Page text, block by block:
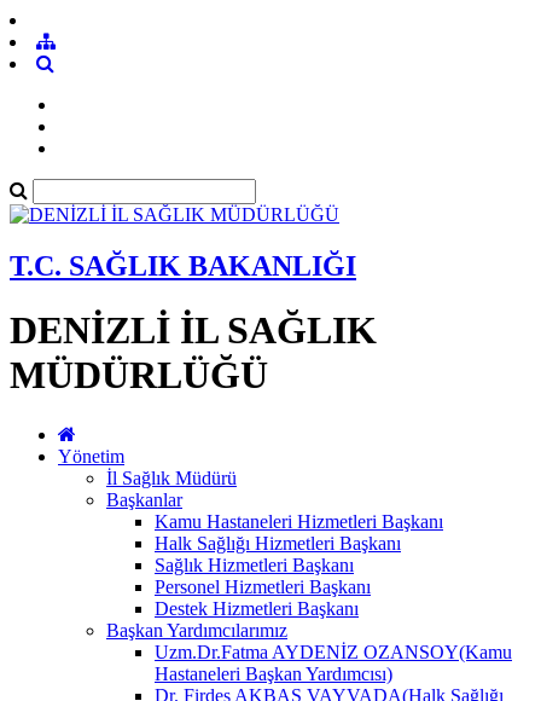
T.C. SAĞLIK BAKANLIĞI
DENİZLİ İL SAĞLIK
MÜDÜRLÜĞÜ
Yönetim
İl Sağlık Müdürü
Başkanlar
Kamu Hastaneleri Hizmetleri Başkanı
Halk Sağlığı Hizmetleri Başkanı
Sağlık Hizmetleri Başkanı
Personel Hizmetleri Başkanı
Destek Hizmetleri Başkanı
Başkan Yardımcılarımız
Uzm.Dr.Fatma AYDENİZ OZANSOY(Kamu
Hastaneleri Başkan Yardımcısı)
Dr. Firdes AKBAŞ VAYVADA(Halk Sağlığı